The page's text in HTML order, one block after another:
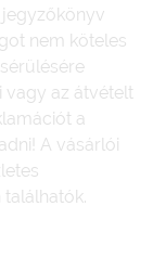
nem köteles
az átvételt
a
A vásárlói